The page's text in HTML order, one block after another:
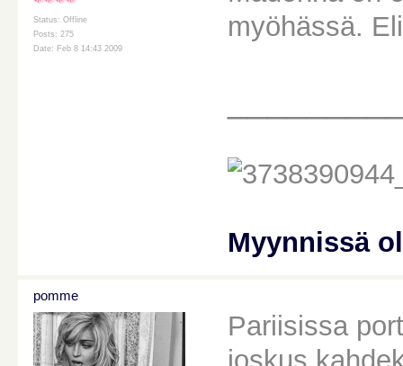
Status: Offline
Posts: 275
Date: Feb 8 14:43 2009
myöhässä.
Myynnissä
pomme
Pariisissa